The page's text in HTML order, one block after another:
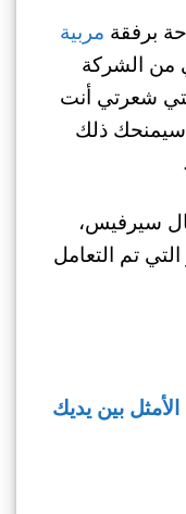
برفقة مربية
من الشركة
شعرتي أنت
سيمنحك ذلك
سيرفيس،
تم التعامل
بين يديك